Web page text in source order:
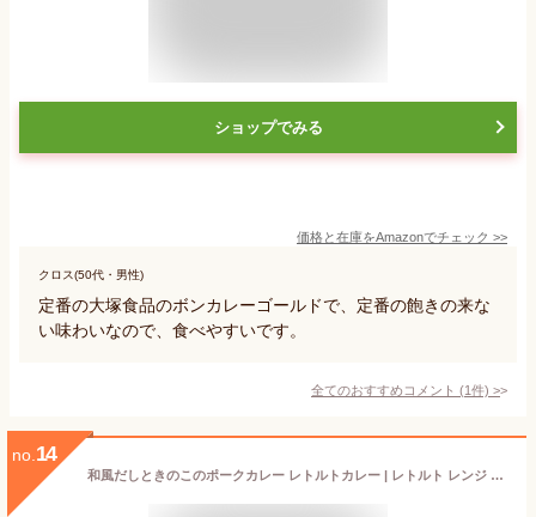
ショップでみる
価格と在庫をAmazonでチェック >>
クロス(50代・男性)
定番の大塚食品のボンカレーゴールドで、定番の飽きの来な
い味わいなので、食べやすいです。
全てのおすすめコメント (1件) >
no. 14
和風だしときのこのポークカレー レトルトカレー | レトルト レンジ カレー 温めるだけ レトルト食品 レンチン ご飯のお供 カレーライス きのこ 和風だし きのこカレー ごはんのお供 甘口 お取り寄せ 無添加食品 簡単調理 ポークカレー 化学調味料無添加 時短ごはん 結わえる